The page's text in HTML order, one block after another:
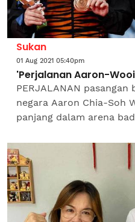
Sukan
01 Aug 2021 05:40pm
'Perjalanan Aaron-
PERJALANAN
negara Aaron Chia-Soh
panjang dalam arena
pada Sabtu. Ketua